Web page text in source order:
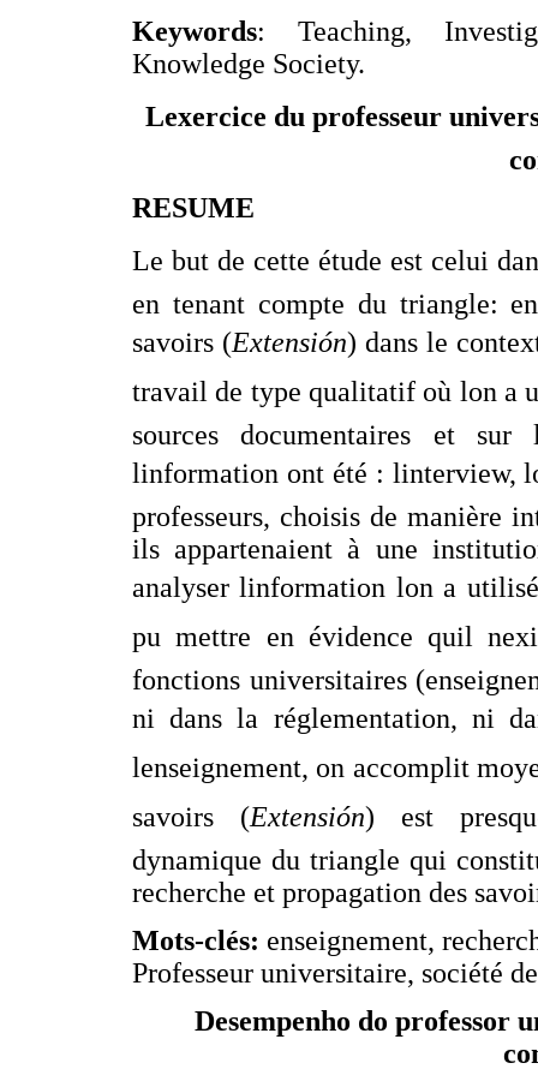
Keywords: Teaching,
Knowledge Society.
Lexercice du professeur
RESUME
Le but de cette étude est celui
en tenant compte du triangle:
savoirs (Extensión) dans le
travail de type qualitatif où lon a
sources documentaires et
linformation ont été : linterview,
professeurs, choisis de manière
ils appartenaient à une
analyser linformation lon a
pu mettre en évidence quil
fonctions universitaires
ni dans la réglementation, ni
lenseignement, on accomplit
savoirs (Extensión) est
dynamique du triangle qui
recherche et propagation des
Mots-clés: enseignement,
Professeur universitaire, société
Desempenho do professor